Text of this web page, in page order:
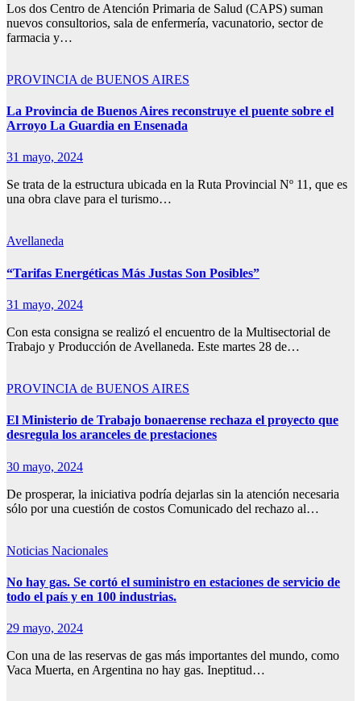
Los dos Centro de Atención Primaria de Salud (CAPS) suman
nuevos consultorios, sala de enfermería, vacunatorio, sector de
farmacia y…
PROVINCIA de BUENOS AIRES
La Provincia de Buenos Aires reconstruye el puente sobre el
Arroyo La Guardia en Ensenada
31 mayo, 2024
Se trata de la estructura ubicada en la Ruta Provincial Nº 11, que es
una obra clave para el turismo…
Avellaneda
“Tarifas Energéticas Más Justas Son Posibles”
31 mayo, 2024
Con esta consigna se realizó el encuentro de la Multisectorial de
Trabajo y Producción de Avellaneda. Este martes 28 de…
PROVINCIA de BUENOS AIRES
El Ministerio de Trabajo bonaerense rechaza el proyecto que
desregula los aranceles de prestaciones
30 mayo, 2024
De prosperar, la iniciativa podría dejarlas sin la atención necesaria
sólo por una cuestión de costos Comunicado del rechazo al…
Noticias Nacionales
No hay gas. Se cortó el suministro en estaciones de servicio de
todo el país y en 100 industrias.
29 mayo, 2024
Con una de las reservas de gas más importantes del mundo, como
Vaca Muerta, en Argentina no hay gas. Ineptitud…